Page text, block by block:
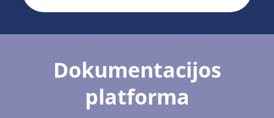
Dokumentacijos
platforma